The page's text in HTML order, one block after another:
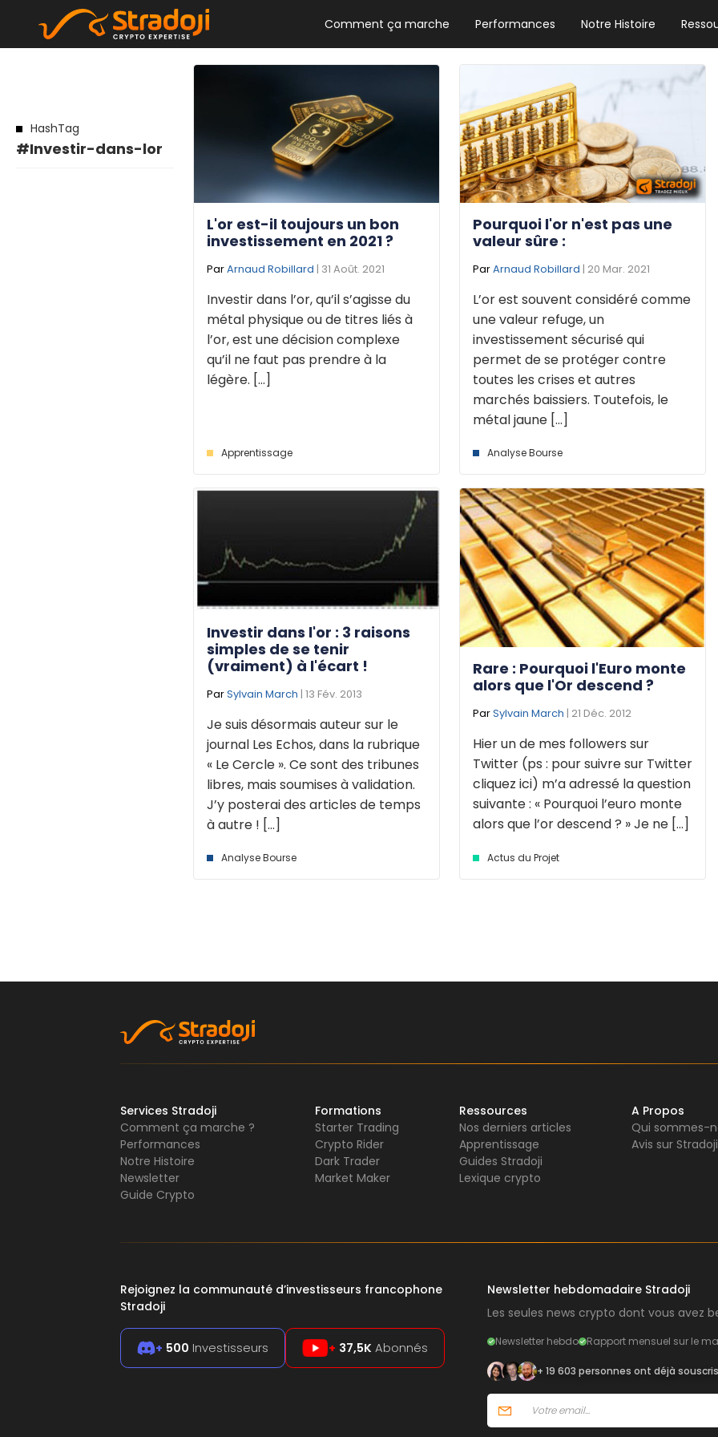
Comment ça marche Performances Notre Histoire
NEWSLETTER HEBDO
Les news crypto dont vous avez besoin
GUIDE CRYPTO STRADOJI
Le guide ultime pour débuter dans les
cryptomonnaies
HashTag
#Investir-dans-lor
L'or est-il toujours un bon
investissement en 2021 ?
ParArnaud Robillard | 31 Août. 2021
Investir dans l’or, qu’il s’agisse du
métal physique ou de titres liés à
l’or, est une décision complexe
qu’il ne faut pas prendre à la
légère. [...]
Apprentissage
Pourquoi l'or n'est pas une
valeur sûre :
ParArnaud Robillard | 20 Mar. 2021
L’or est souvent considéré comme
une valeur refuge, un
investissement sécurisé qui
permet de se protéger contre
toutes les crises et autres
marchés baissiers. Toutefois, le
métal jaune [...]
Analyse Bourse
Investir dans l'or : 3 raisons
simples de se tenir
(vraiment) à l'écart !
ParSylvain March | 13 Fév. 2013
Je suis désormais auteur sur le
journal Les Echos, dans la rubrique
« Le Cercle ». Ce sont des tribunes
libres, mais soumises à validation.
J’y posterai des articles de temps
à autre ! [...]
Analyse Bourse
Rare : Pourquoi l'Euro monte
alors que l'Or descend ?
ParSylvain March | 21 Déc. 2012
Hier un de mes followers sur
Twitter (ps : pour suivre sur Twitter
cliquez ici) m’a adressé la question
suivante : « Pourquoi l’euro monte
alors que l’or descend ? » Je ne [...]
Actus du Projet
Services Stradoji
Comment ça marche ?
Performances
Notre Histoire
Newsletter
Guide Crypto
Formations
Starter Trading
Crypto Rider
Dark Trader
Market Maker
Ressources
Nos derniers articles
Apprentissage
Guides Stradoji
Lexique crypto
A Propos
Qui sommes-
Avis sur Stradoji
Rejoignez la communauté d’investisseurs francophone
Stradoji
+ 500 Investisseurs + 37,5K Abonnés
Newsletter hebdomadaire Stradoji
Les seules news crypto dont vous avez
Newsletter hebdo Rapport mensuel sur le
+ 19 603 personnes ont déjà